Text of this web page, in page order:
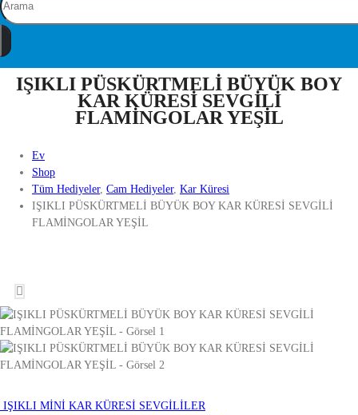
IŞIKLI PÜSKÜRTMELİ BÜYÜK BOY
KAR KÜRESİ SEVGİLİ
FLAMİNGOLAR YEŞİL
Ev
Shop
Tüm Hediyeler, Cam Hediyeler, Kar Küresi
IŞIKLI PÜSKÜRTMELİ BÜYÜK BOY KAR KÜRESİ SEVGİLİ
FLAMİNGOLAR YEŞİL
IŞIKLI MİNİ KAR KÜRESİ SEVGİLİLER